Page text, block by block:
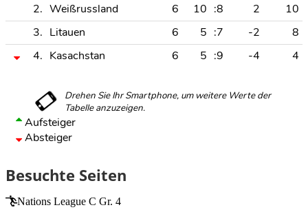
2. Weißrussland 6 10 :8 2
10
3. Litauen 6 5 :7 -2
8
4. Kasachstan 6 5 :9 -4 4
Aufsteiger
Absteiger
Besuchte Seiten
Nations League C Gr. 4